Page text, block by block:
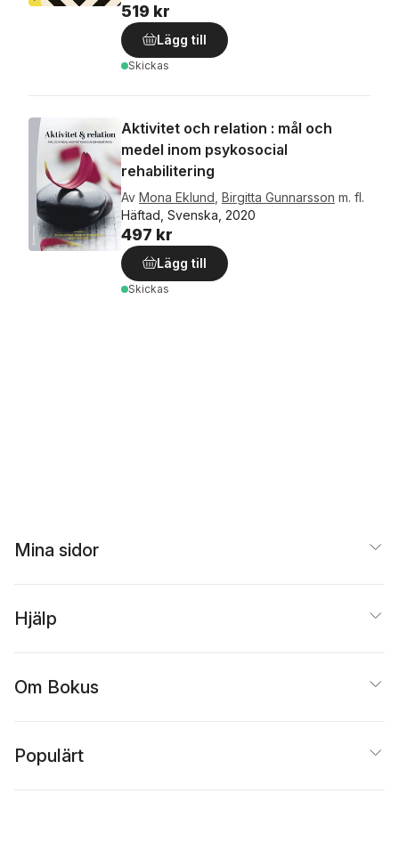
519 kr
Lägg till
Skickas
Aktivitet och relation : mål och
medel inom psykosocial
rehabilitering
Av Mona Eklund Birgitta Gunnarsson m. fl.
Häftad, Svenska, 2020
497 kr
Lägg till
Skickas
Mina sidor
Hjälp
Om Bokus
Populärt